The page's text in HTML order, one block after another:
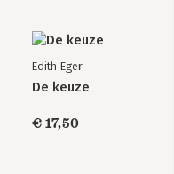
Edith Eger
De keuze
€ 17,50